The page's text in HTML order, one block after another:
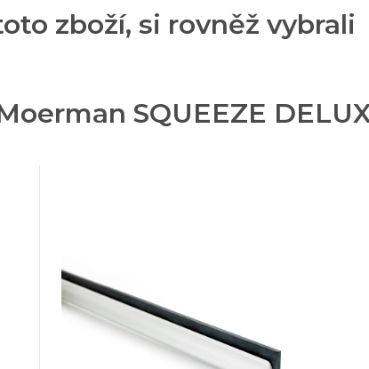
zboží, si rovněž vybrali
SQUEEZE